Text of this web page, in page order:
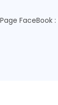
FaceBook :